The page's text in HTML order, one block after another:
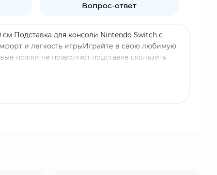
Вопрос-ответ
см Подставка для консоли Nintendo Switch с
и легкость игрыИграйте в свою любимую
ножки не позволяют подставке скользить